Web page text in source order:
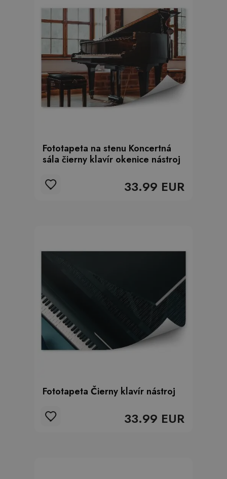
Fototapeta na stenu Koncertná
sála čierny klavír okenice nástroj
33.99 EUR
Fototapeta Čierny klavír nástroj
33.99 EUR